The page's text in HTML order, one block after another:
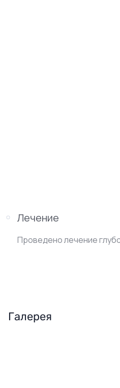
Лечение
Проведено лечение
Галерея